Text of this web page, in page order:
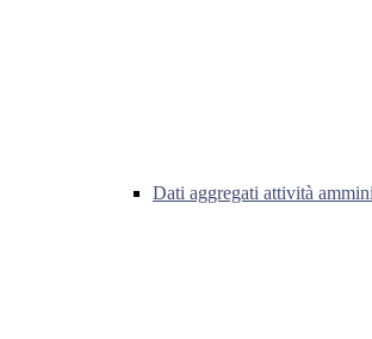
Dati aggregati attività